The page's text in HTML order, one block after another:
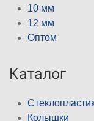
10 мм
12 мм
Оптом
Каталог
Колышки